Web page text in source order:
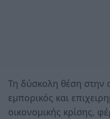
Τη δύσκολη θέση στην
εμπορικός και
οικονομικής κρίσης,